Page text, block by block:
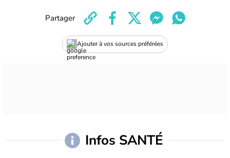
Ajouter à vos sources préférées
Partager
Infos SANTÉ